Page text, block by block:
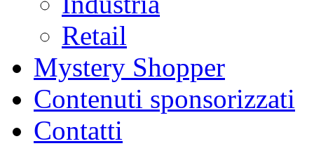
Retail
Mystery Shopper
Contenuti sponsorizzati
Contatti